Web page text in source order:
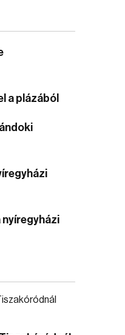
a plázából
nyíregyházi